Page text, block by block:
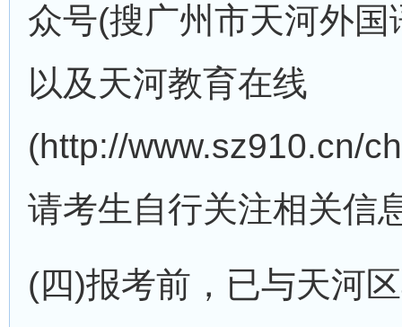
众号(搜广州市天河外
以及天河教育在线
(http://www.sz910.cn/
请考生自行关注相关信
(四)报考前，已与天河